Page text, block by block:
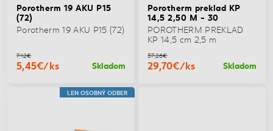
Porotherm 19 AKU P15
(72)
Porotherm 19 AKU P15 (72)
7,12€
5,45€/ks Skladom
Porotherm preklad KP
14,5 2,50 M - 30
POROTHERM PREKLAD
KP 14,5 cm 2,5 m
37,26€
29,70€/ks Skladom
LEN OSOBNÝ ODBER